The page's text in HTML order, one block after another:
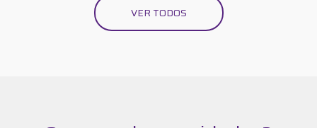
VER TODOS